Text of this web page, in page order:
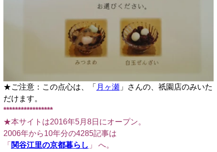
★ご注意：この点心は、「 月ヶ瀬」さんの、祇園店のみいた
だけます。
*****************
★本サイトは2016年5月8日にオープン。
2006年から10年分の4285記事は
「 関谷江里の京都暮らし 」 へ。